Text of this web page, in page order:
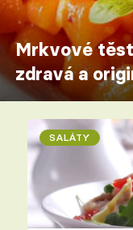
Mrkvové
zdravá a
SALÁTY